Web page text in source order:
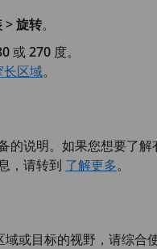
> 旋转。
或270 度。
长区域。
的说明。如果您想要了解
，请转到 了解更多。
或目标的视野，请综合